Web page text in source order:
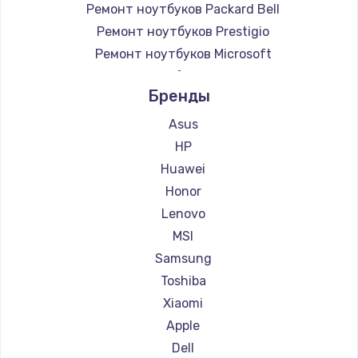
Ремонт ноутбуков Packard Bell
Ремонт ноутбуков Prestigio
Ремонт ноутбуков Microsoft
Ремонт ноутбуков Alienware
Ремонт ноутбуков Aquarius
Ремонт ноутбуков Gigabyte
Ремонт ноутбуков Aorus
Ремонт ноутбуков Maibenben
Ремонт ноутбуков Getac
Ремонт ноутбуков Epson
Ремонт ноутбуков Philips
Ремонт ноутбуков LG
Ремонт ноутбуков Panasonic
Ремонт ноутбуков Irbis
Ремонт ноутбуков Thunderobot
Ремонт ноутбуков Hasee
Бренды
Asus
HP
Huawei
Honor
Lenovo
MSI
Samsung
Toshiba
Xiaomi
Apple
Dell